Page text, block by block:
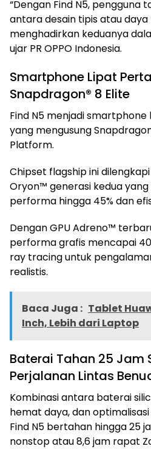
“Dengan Find N5, pengguna
antara desain tipis atau
menghadirkan keduanya
ujar PR OPPO Indonesia.
Smartphone Lipat
Snapdragon® 8 Elite
Find N5 menjadi
yang mengusung
Platform.
Chipset flagship ini
Oryon™ generasi kedua
performa hingga 45% dan
Dengan GPU Adreno™
performa grafis mencapai
ray tracing untuk
realistis.
Baca Juga : Tablet
Inch, Lebih dari Laptop
Baterai Tahan 25 Jam
Perjalanan Lintas
Kombinasi antara baterai
hemat daya, dan
Find N5 bertahan hingga 25
nonstop atau 8,6 jam rapat